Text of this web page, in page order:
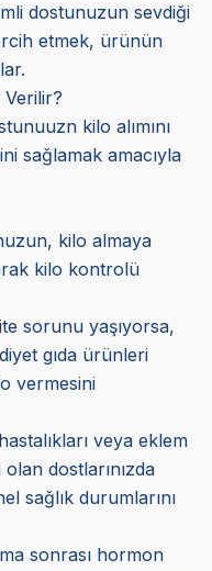
dostunuzun sevdiği
etmek, ürünün
Verilir?
kilo alımını
sağlamak amacıyla
kilo almaya
kilo kontrolü
sorunu yaşıyorsa,
gıda ürünleri
vermesini
veya eklem
dostlarınızda
sağlık durumlarını
sonrası hormon